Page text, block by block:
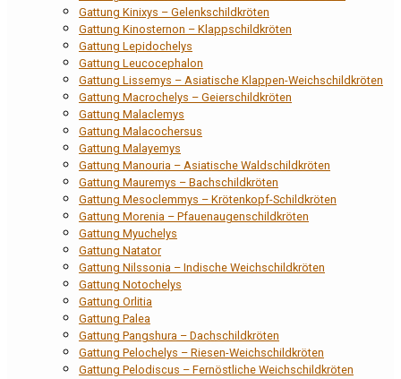
Gattung Kinixys – Gelenkschildkröten
Gattung Kinosternon – Klappschildkröten
Gattung Lepidochelys
Gattung Leucocephalon
Gattung Lissemys – Asiatische Klappen-Weichschildkröten
Gattung Macrochelys – Geierschildkröten
Gattung Malaclemys
Gattung Malacochersus
Gattung Malayemys
Gattung Manouria – Asiatische Waldschildkröten
Gattung Mauremys – Bachschildkröten
Gattung Mesoclemmys – Krötenkopf-Schildkröten
Gattung Morenia – Pfauenaugenschildkröten
Gattung Myuchelys
Gattung Natator
Gattung Nilssonia – Indische Weichschildkröten
Gattung Notochelys
Gattung Orlitia
Gattung Palea
Gattung Pangshura – Dachschildkröten
Gattung Pelochelys – Riesen-Weichschildkröten
Gattung Pelodiscus – Fernöstliche Weichschildkröten